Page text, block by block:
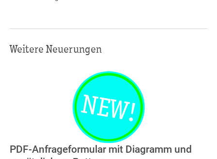
Weitere Neuerungen
PDF-Anfrageformular mit Diagramm und